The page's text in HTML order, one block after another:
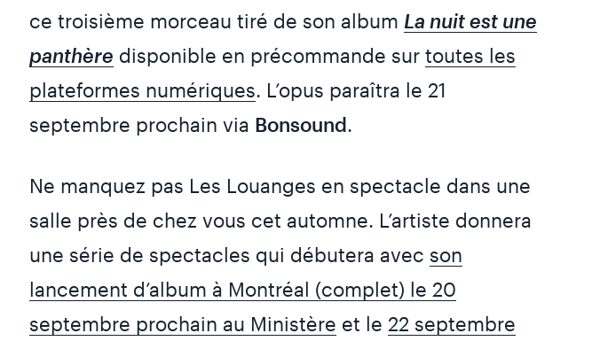
ce troisième morceau tiré de son album La nuit est une
panthère disponible en précommande sur toutes les
plateformes numériques. L’opus paraîtra le 21
septembre prochain via Bonsound.
Ne manquez pas Les Louanges en spectacle dans une
salle près de chez vous cet automne. L’artiste donnera
une série de spectacles qui débutera avec son
lancement d’album à Montréal (complet) le 20
septembre prochain au Ministère et le 22 septembre